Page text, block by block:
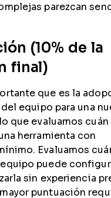
parezcan
(10% de la
final)
que es la
equipo para una
que evaluamos
herramienta con
Evaluamos
puede
sin experiencia
puntuación